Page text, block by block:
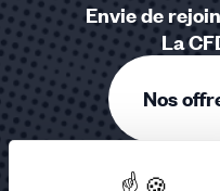
Envie de
La
Nos